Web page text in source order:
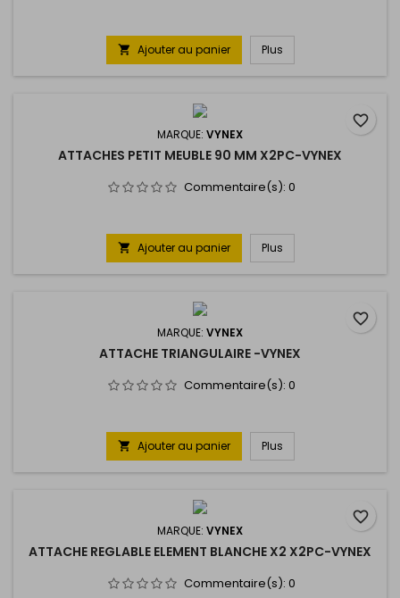
 Ajouter au panier Plus
MARQUE: VYNEX
ATTACHES PETIT MEUBLE 90 MM X2PC-VYNEX
Commentaire(s): 0
 Ajouter au panier Plus
favorite_border
MARQUE: VYNEX
ATTACHE TRIANGULAIRE -VYNEX
Commentaire(s): 0
 Ajouter au panier Plus
favorite_border
MARQUE: VYNEX
ATTACHE REGLABLE ELEMENT BLANCHE X2 X2PC-VYNEX
Commentaire(s): 0
favorite_border